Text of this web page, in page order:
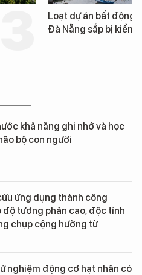
Loạt dự án bất động
Đà Nẵng sắp bị kiểm
khả năng ghi nhớ và học
bộ con người
ứng dụng thành công
độ tương phản cao, độc tính
chụp cộng hưởng từ
nghiệm động cơ hạt nhân có